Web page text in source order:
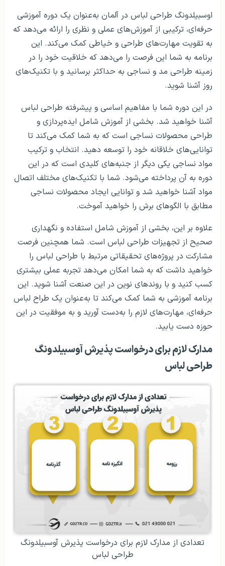
اوسبیلدونگ طراحی لباس در آلمان به‌عنوان یک دوره آموزشی
حرفه‌ای، ترکیبی از آموزش‌های عملی و نظری را ارائه می‌دهد که
به تقویت مهارت‌های طراحی و خیاطی کمک می‌کند. این
برنامه به شما این فرصت را می‌دهد که خلاقیت خود را در
زمینه طراحی مد و نساجی به حداکثر برسانید و با تکنیک‌های
روز آشنا شوید.
در این دوره شما با مفاهیم اساسی و پیشرفته طراحی لباس
آشنا خواهید شد. بخشی از آموزش شامل ایده‌پردازی و
طراحی محصولات نساجی است که به شما کمک می‌کند تا
توانایی‌های خلاقانه خود را توسعه دهید. انتخاب و ترکیب
مواد نساجی یکی دیگر از جنبه‌های کلیدی است که در این
دوره به آن پرداخته می‌شود. شما با تکنیک‌های مختلف اتصال
مواد آشنا خواهید شد و توانایی ایجاد محصولات نساجی
مطابق با الگوهای برش را خواهید آموخت.
علاوه بر این، بخشی از آموزش شامل استفاده و نگهداری
صحیح از تجهیزات طراحی لباس است. شما همچنین فرصت
مشارکت در پروژه‌های تحقیقاتی مرتبط با طراحی لباس را
خواهید داشت که به شما امکان می‌دهد تجربه عملی بیشتری
کسب کنید و با روندهای نوین در این صنعت آشنا شوید. این
برنامه آموزشی به شما کمک می‌کند تا به‌عنوان یک طراح لباس
حرفه‌ای، مهارت‌های لازم را به‌دست آورید و به موفقیت در این
حوزه دست یابید.
مدارک لازم برای درخواست پذیرش آوسبیلدونگ
طراحی لباس
تعدادی از مدارک لازم برای درخواست پذیرش آوسبیلدونگ
طراحی لباس